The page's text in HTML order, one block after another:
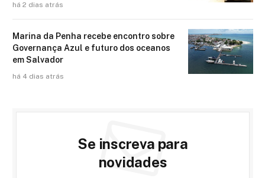
há 2 dias atrás
Marina da Penha recebe encontro sobre
Governança Azul e futuro dos oceanos
em Salvador
há 4 dias atrás
Se inscreva para
novidades